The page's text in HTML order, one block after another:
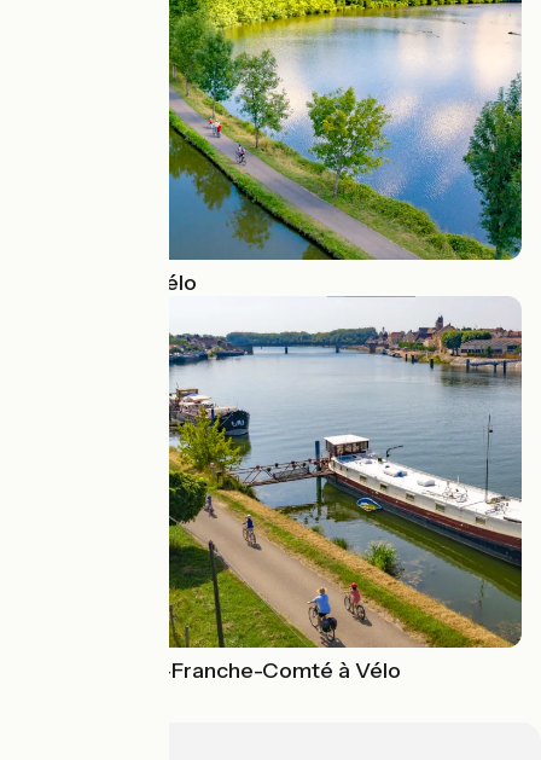
Les canaux à vélo
La Bourgogne-Franche-Comté à Vélo